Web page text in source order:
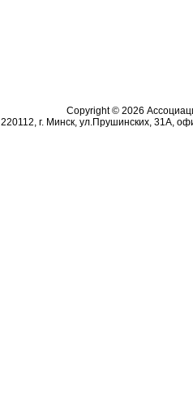
Copyright © 2026
220112, г. Минск, ул.Прушинских, 31А,